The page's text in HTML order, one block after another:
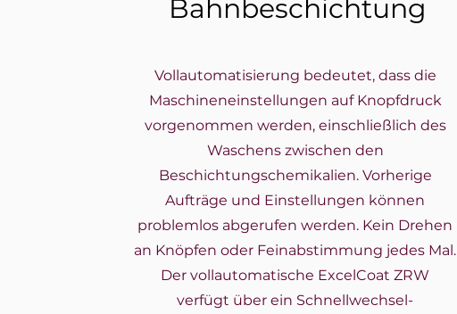
Bahnbeschichtung
Vollautomatisierung bedeutet, dass die
Maschineneinstellungen auf Knopfdruck
vorgenommen werden, einschließlich des
Waschens zwischen den
Beschichtungschemikalien. Vorherige
Aufträge und Einstellungen können
problemlos abgerufen werden. Kein Drehen
an Knöpfen oder Feinabstimmung jedes Mal.
Der vollautomatische ExcelCoat ZRW
verfügt über ein Schnellwechsel-